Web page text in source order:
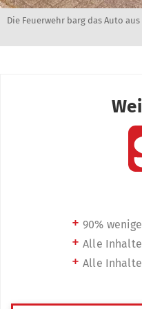
Die Feuerwehr barg das Auto